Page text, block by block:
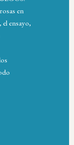
en
ensayo,